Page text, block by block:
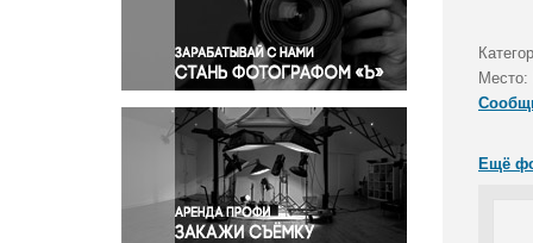
Правосудие
Происшествия и конфликты
Религия
Светская жизнь
Спорт
Экология
Экономика и бизнес
Место:
Ещё